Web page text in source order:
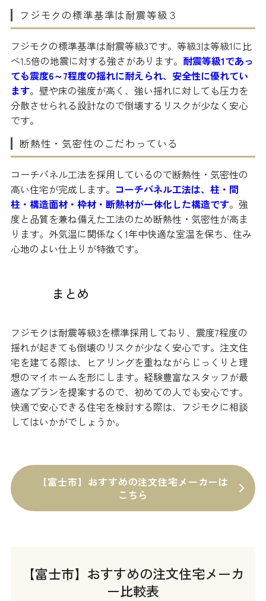
フジモクの標準基準は耐震等級３
フジモクの標準基準は耐震等級3です。等級3は等級1に比
べ1.5倍の地震に対する強さがあります。 耐震等級1であっ
ても震度6～7程度の揺れに耐えられ、安全性に優れてい
ます。壁や床の強度が高く、強い揺れに対しても圧力を
分散させられる設計なので倒壊するリスクが少なく安心
です。
断熱性・気密性のこだわっている
コーチパネル工法を採用しているので断熱性・気密性の
高い住宅が完成します。 コーチパネル工法は、柱・間
柱・構造面材・枠材・断熱材が一体化した構造です。強
度と品質を兼ね備えた工法のため断熱性・気密性が高ま
ります。外気温に関係なく1年中快適な室温を保ち、住み
心地のよい仕上りが特徴です。
まとめ
フジモクは耐震等級3を標準採用しており、震度7程度の
揺れが起きても倒壊のリスクが少なく安心です。注文住
宅を建てる際は、ヒアリングを重ねながらじっくりと理
想のマイホームを形にします。経験豊富なスタッフが最
適なプランを提案するので、初めての人でも安心です。
快適で安心できる住宅を検討する際は、フジモクに相談
してはいかがでしょうか。
【富士市】おすすめの注文住宅メーカーは
こちら
【富士市】おすすめの注文住宅メーカ
ー比較表